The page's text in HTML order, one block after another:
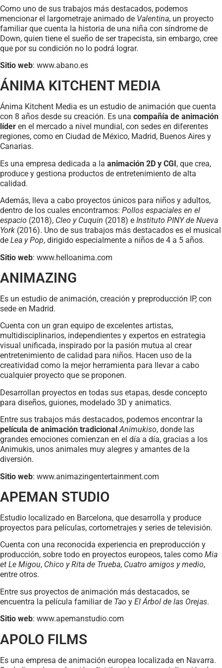
Como uno de sus trabajos más destacados, podemos
mencionar el largometraje animado de Valentina, un proyecto
familiar que cuenta la historia de una niña con síndrome de
Down, quien tiene el sueño de ser trapecista, sin embargo, cree
que por su condición no lo podrá lograr.
Sitio web: www.abano.es
ÁNIMA KITCHENT MEDIA
Ánima Kitchent Media es un estudio de animación que cuenta
con 8 años desde su creación. Es una compañía de animación
líder en el mercado a nivel mundial, con sedes en diferentes
regiones, como en Ciudad de México, Madrid, Buenos Aires y
Canarias.
Es una empresa dedicada a la animación 2D y CGI, que crea,
produce y gestiona productos de entretenimiento de alta
calidad.
Además, lleva a cabo proyectos únicos para niños y adultos,
dentro de los cuales encontramos: Pollos espaciales en el
espacio (2018), Cleo y Cuquin (2018) e Instituto PINY de Nueva
York (2016). Uno de sus trabajos más destacados es el musical
de Lea y Pop, dirigido especialmente a niños de 4 a 5 años.
Sitio web: www.helloanima.com
ANIMAZING
Es un estudio de animación, creación y preproducción IP, con
sede en Madrid.
Cuenta con un gran equipo de excelentes artistas,
multidisciplinarios, independientes y expertos en estrategia
visual unificada, inspirado por la pasión mutua al crear
entretenimiento de calidad para niños. Hacen uso de la
creatividad como la mejor herramienta para llevar a cabo
cualquier proyecto que se proponen.
Desarrollan proyectos en todas sus etapas, desde concepto
para diseños, guiones, modelado 3D y animatics.
Entre sus trabajos más destacados, podemos encontrar la
película de animación tradicionalAnimukiso, donde las
grandes emociones comienzan en el día a día, gracias a los
Animukis, unos animales muy alegres y amantes de la
diversión.
Sitio web: www.animazingentertainment.com
APEMAN STUDIO
Estudio localizado en Barcelona, que desarrolla y produce
proyectos para películas, cortometrajes y series de televisión.
Cuenta con una reconocida experiencia en preproducción y
producción, sobre todo en proyectos europeos, tales como Mia
et Le Migou, Chico y Rita de Trueba, Cuatro amigos y medio,
entre otros.
Entre sus proyectos de animación más destacados, se
encuentra la película familiar de Tao y El Árbol de las Orejas.
Sitio web: www.apemanstudio.com
APOLO FILMS
Es una empresa de animación europea localizada en Navarra.